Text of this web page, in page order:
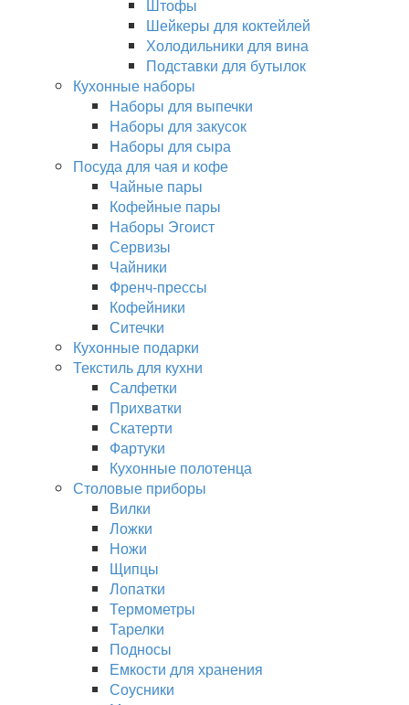
Штофы
Шейкеры для коктейлей
Холодильники для вина
Подставки для бутылок
Кухонные наборы
Наборы для выпечки
Наборы для закусок
Наборы для сыра
Посуда для чая и кофе
Чайные пары
Кофейные пары
Наборы Эгоист
Сервизы
Чайники
Френч-прессы
Кофейники
Ситечки
Кухонные подарки
Текстиль для кухни
Салфетки
Прихватки
Скатерти
Фартуки
Кухонные полотенца
Столовые приборы
Вилки
Ложки
Ножи
Щипцы
Лопатки
Термометры
Тарелки
Подносы
Емкости для хранения
Соусники